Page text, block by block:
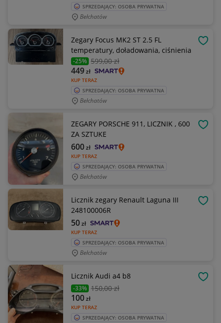
SPRZEDAJĄCY: OSOBA PRYWATNA
Bełchatów
Zegary Focus MK2 ST 2.5 FL
temperatury, doładowania, ciśnienia
-25% 599,00 zł
KUP TERAZ
449zł
SPRZEDAJĄCY: OSOBA PRYWATNA
Bełchatów
ZEGARY PORSCHE 911, LICZNIK , 600
ZA SZTUKE
KUP TERAZ
600zł
SPRZEDAJĄCY: OSOBA PRYWATNA
Bełchatów
Licznik zegary Renault Laguna III
248100006R
KUP TERAZ
50zł
SPRZEDAJĄCY: OSOBA PRYWATNA
Bełchatów
Licznik Audi a4 b8
-33% 150,00 zł
KUP TERAZ
100zł
SPRZEDAJĄCY: OSOBA PRYWATNA